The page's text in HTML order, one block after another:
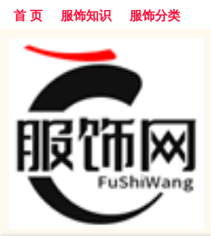
首 页 服饰知识 服饰分类